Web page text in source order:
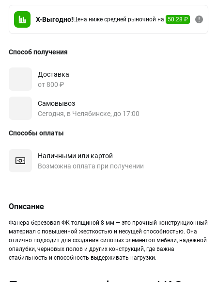
X-Выгодно! Цена ниже средней рыночной на 50.28 ₽
Способ получения
Доставка
от 800 ₽
Самовывоз
Сегодня, в Челябинске, до 17:00
Способы оплаты
Наличными или картой
Возможна оплата при получении
Описание
Фанера березовая ФК толщиной 8 мм — это прочный конструкционный
материал с повышенной жесткостью и несущей способностью. Она
отлично подходит для создания силовых элементов мебели, надежной
опалубки, черновых полов и других конструкций, где важна
стабильность и способность выдерживать нагрузки.